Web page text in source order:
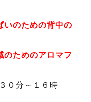
のための背中の
のためのアロマフ
０分～１６時